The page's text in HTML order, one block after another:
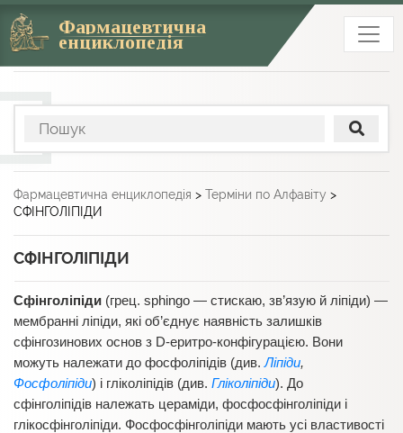
Фармацевтична
енциклопедія
Фармацевтична енциклопедія > Терміни по Алфавіту >
СФІНГОЛІПІДИ
СФІНГОЛІПІДИ
Сфінголіпіди (грец. sphingo — стискаю, зв’язую й ліпіди) —
мембранні ліпіди, які об’єднує наявність залишків
сфінгозинових основ з D-еритро-конфігурацією. Вони
можуть належати до фосфоліпідів (див.Ліпіди,
Фосфоліпіди) і гліколіпідів (див. Гліколіпіди). До
сфінголіпідів належать цераміди, фосфосфінголіпіди і
глікосфінголіпіди. Фосфосфінголіпіди мають усі властивості